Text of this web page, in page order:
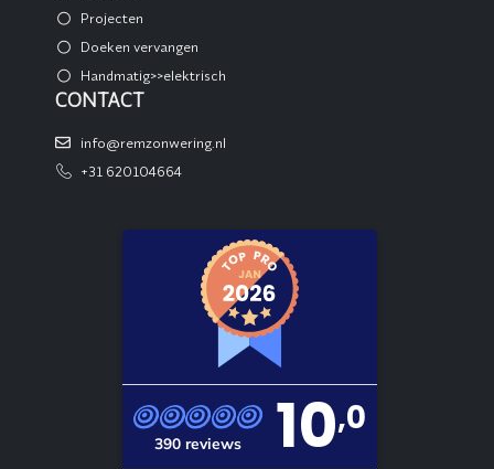
Projecten
Doeken vervangen
Handmatig>>elektrisch
CONTACT
info@remzonwering.nl
+31 620104664
390 reviews 10,0